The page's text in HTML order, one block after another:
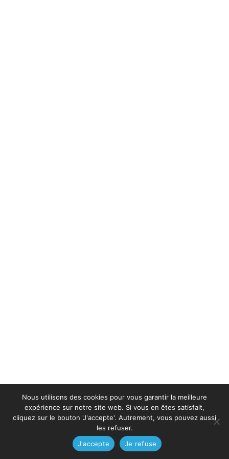
Nous utilisons des cookies pour vous garantir la meilleure
expérience sur notre site web. Si vous en êtes satisfait,
cliquez sur le bouton 'J'accepte'. Autrement, vous pouvez aussi
les refuser.
J'accepte
Je refuse